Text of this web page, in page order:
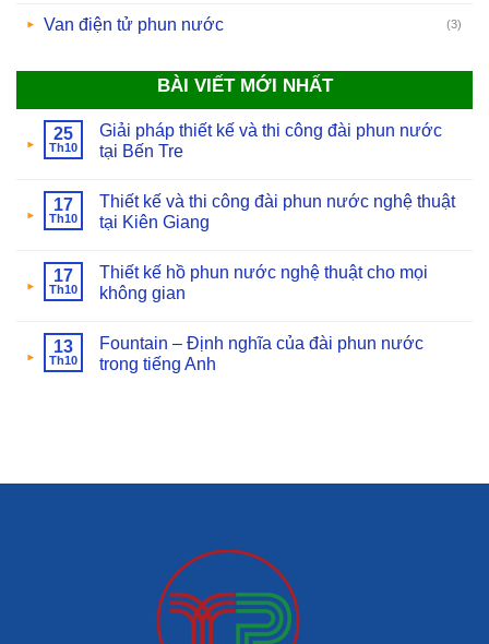
Van điện tử phun nước (3)
BÀI VIẾT MỚI NHẤT
25
Th10
Giải pháp thiết kế và thi công đài phun nước
tại Bến Tre
17
Th10
Thiết kế và thi công đài phun nước nghệ thuật
tại Kiên Giang
17
Th10
Thiết kế hồ phun nước nghệ thuật cho mọi
không gian
13
Th10
Fountain – Định nghĩa của đài phun nước
trong tiếng Anh